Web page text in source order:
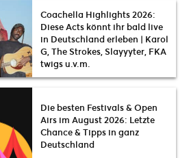
Coachella Highlights 2026:
Diese Acts könnt ihr bald live
in Deutschland erleben | Karol
G, The Strokes, Slayyyter, FKA
twigs u.v.m.
Die besten Festivals & Open
Airs im August 2026: Letzte
Chance & Tipps in ganz
Deutschland